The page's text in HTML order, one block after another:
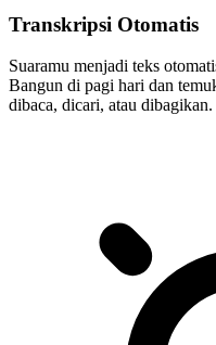
Transkripsi Otomatis
Suaramu menjadi teks
Bangun di pagi hari dan
dibaca, dicari, atau dibagikan.